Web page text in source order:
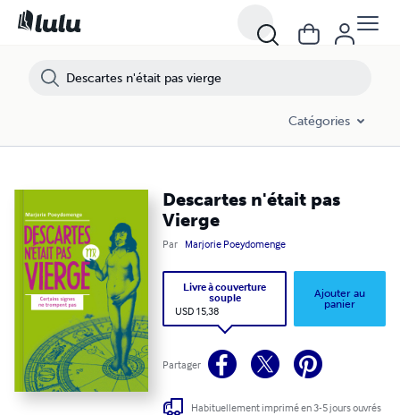
Catégories
Descartes n'était pas
Vierge
Par Marjorie Poeydomenge
Livre à couverture
souple
USD 15,38
Ajouter au
panier
Partager
Habituellement imprimé en 3-5 jours ouvrés